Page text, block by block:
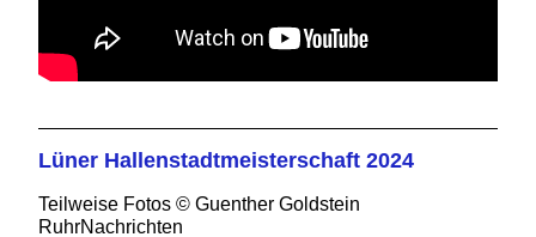
Lüner Hallenstadtmeisterschaft 2024
Teilweise Fotos © Guenther Goldstein
RuhrNachrichten